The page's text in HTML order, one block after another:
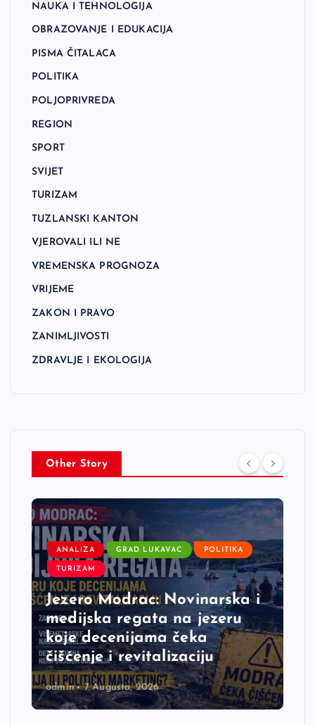
NAUKA I TEHNOLOGIJA
OBRAZOVANJE I EDUKACIJA
PISMA ČITALACA
POLITIKA
POLJOPRIVREDA
REGION
SPORT
SVIJET
TURIZAM
TUZLANSKI KANTON
VJEROVALI ILI NE
VREMENSKA PROGNOZA
VRIJEME
ZAKON I PRAVO
ZANIMLJIVOSTI
ZDRAVLJE I EKOLOGIJA
Other Story
ANALIZA GRAD LUKAVAC POLITIKA
TURIZAM
Jezero Modrac: Novinarska i
medijska regata na jezeru
koje decenijama čeka
čišćenje i revitalizaciju
admin 7 Augusta, 2026